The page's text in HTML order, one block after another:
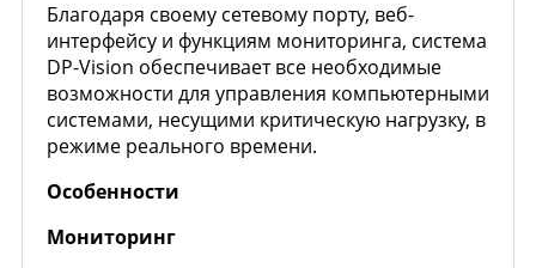
Благодаря своему сетевому порту, веб-
интерфейсу и функциям мониторинга, система
DP-Vision обеспечивает все необходимые
возможности для управления компьютерными
системами, несущими критическую нагрузку, в
режиме реального времени.
Особенности
Мониторинг